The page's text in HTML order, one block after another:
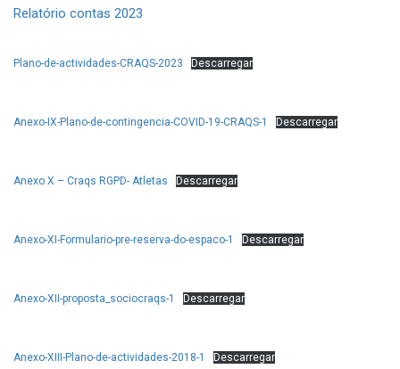
Relatório contas 2023
Plano-de-actividades-CRAQS-2023 Descarregar
Anexo-IX-Plano-de-contingencia-COVID-19-CRAQS-1 Descarregar
Anexo X – Craqs RGPD- Atletas Descarregar
Anexo-XI-Formulario-pre-reserva-do-espaco-1 Descarregar
Anexo-XII-proposta_sociocraqs-1 Descarregar
Anexo-XIII-Plano-de-actividades-2018-1 Descarregar